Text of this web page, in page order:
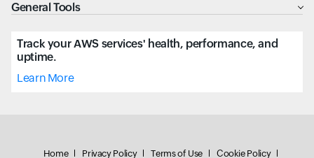
General Tools
Track your AWS services' health, performance, and
uptime.
Learn More
Home Privacy Policy Terms of Use Cookie Policy